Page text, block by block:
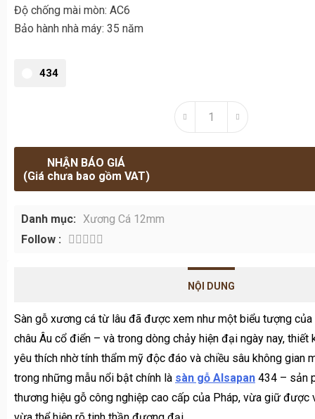
434
Danh mục:
Xương Cá 12mm
Follow :
châu Âu cổ điển – và trong dòng chảy hiện đại ngày nay,
yêu thích nhờ tính thẩm mỹ độc đáo và chiều sâu không gian
trong những mẫu nổi bật chính làsàn gỗ Alsapan434 – sản
thương hiệu gỗ công nghiệp cao cấp của Pháp, vừa giữ được
vừa thể hiện rõ tinh thần đương đại.